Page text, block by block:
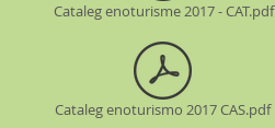
Cataleg enoturisme 2017 - CAT.pdf
Cataleg enoturismo 2017 CAS.pdf